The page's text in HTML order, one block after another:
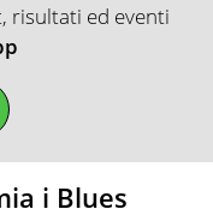
risultati ed eventi
i Blues